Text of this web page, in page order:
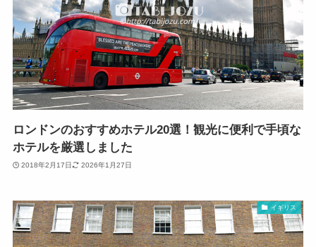
ロンドンのおすすめホテル20選！観光に便利で手頃な
ホテルを厳選しました
2018年2月17日 2026年1月27日
イギリス